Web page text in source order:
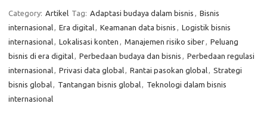
Category: Artikel Tag: Adaptasi budaya dalam bisnis , Bisnis
internasional, Era digital, Keamanan data bisnis , Logistik bisnis
internasional, Lokalisasi konten , Manajemen risiko siber, Peluang
bisnis di era digital, Perbedaan budaya dan bisnis , Perbedaan regulasi
internasional, Privasi data global, Rantai pasokan global, Strategi
bisnis global, Tantangan bisnis global, Teknologi dalam bisnis
internasional